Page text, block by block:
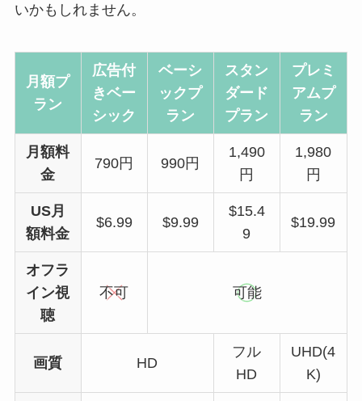
いかもしれません。
月額プ
ラン
広告付
きベー
シック
ベーシ
ックプ
ラン
スタン
ダード
プラン
プレミ
アムプ
ラン
月額料
金
790円 990円
1,490
円
1,980
円
US月
額料金
$6.99 $9.99
$15.4
9
$19.99
オフラ
イン視
聴
不可 可能
画質 HD
フル
HD
UHD(4
K)